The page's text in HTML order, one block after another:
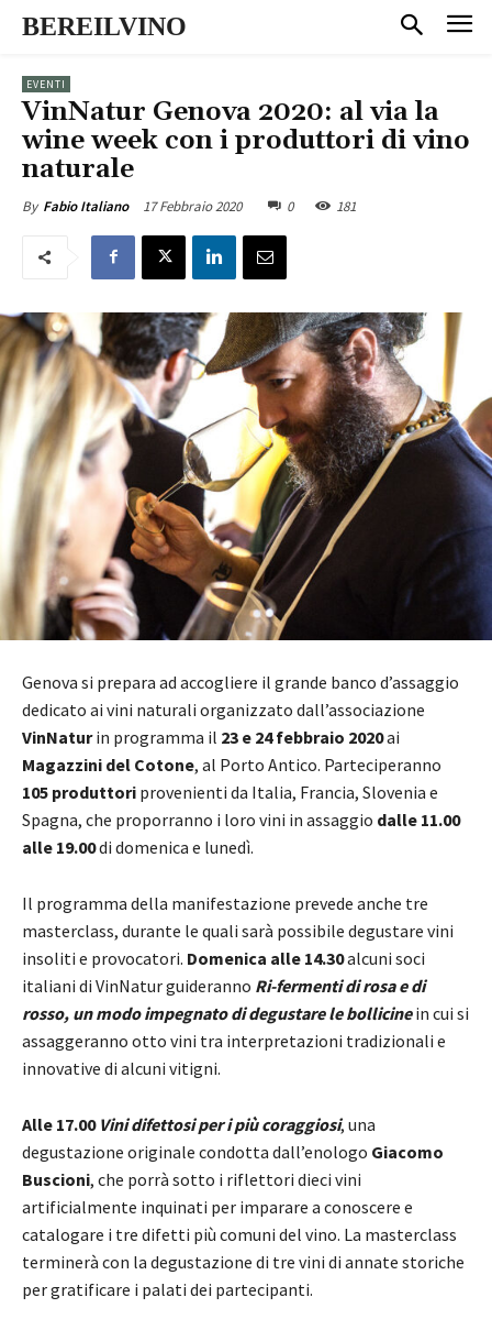
BEREILVINO
EVENTI
VinNatur Genova 2020: al via la
wine week con i produttori di vino
naturale
By Fabio Italiano 17 Febbraio 2020 0 181
Genova si prepara ad accogliere il grande banco d’assaggio
dedicato ai vini naturali organizzato dall’associazione
VinNaturin programma il 23 e 24 febbraio 2020ai
Magazzini del Cotone, al Porto Antico. Parteciperanno
105 produttori provenienti da Italia, Francia, Slovenia e
Spagna, che proporranno i loro vini in assaggio dalle 11.00
alle 19.00di domenica e lunedì.
Il programma della manifestazione prevede anche tre
masterclass, durante le quali sarà possibile degustare vini
insoliti e provocatori. Domenica alle 14.30alcuni soci
italiani di VinNatur guideranno Ri-fermenti di rosa e di
rosso, un modo impegnato di degustare le bollicinein cui si
assaggeranno otto vini tra interpretazioni tradizionali e
innovative di alcuni vitigni.
Alle 17.00 Vini difettosi per i più coraggiosi, una
degustazione originale condotta dall’enologo Giacomo
Buscioni, che porrà sotto i riflettori dieci vini
artificialmente inquinati per imparare a conoscere e
catalogare i tre difetti più comuni del vino. La masterclass
terminerà con la degustazione di tre vini di annate storiche
per gratificare i palati dei partecipanti.